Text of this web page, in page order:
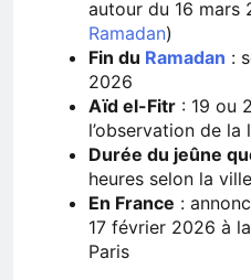
autour du 16 mars
Ramadan)
Fin du Ramadan :
2026
Aïd el-Fitr : 19 ou
l’observation de la
Durée du jeûne
heures selon la ville
En France :
17 février 2026 à
Paris